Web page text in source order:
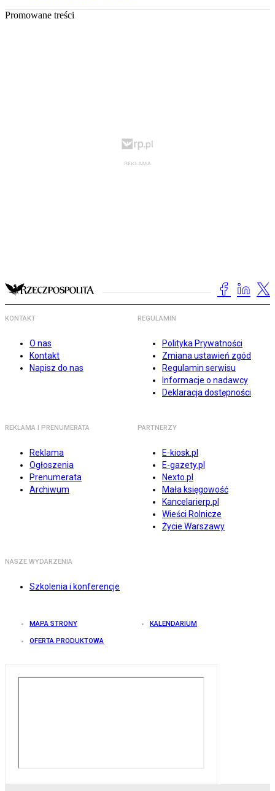
Promowane treści
KONTAKT
O nas
Kontakt
Napisz do nas
REGULAMIN
Polityka Prywatności
Zmiana ustawień zgód
Regulamin serwisu
Informacje o nadawcy
Deklaracja dostępności
REKLAMA I PRENUMERATA
Reklama
Ogłoszenia
Prenumerata
Archiwum
PARTNERZY
E-kiosk.pl
E-gazety.pl
Nexto.pl
Mała księgowość
Kancelarierp.pl
Wieści Rolnicze
Życie Warszawy
NASZE WYDARZENIA
Szkolenia i konferencje
MAPA STRONY KALENDARIUM
OFERTA PRODUKTOWA